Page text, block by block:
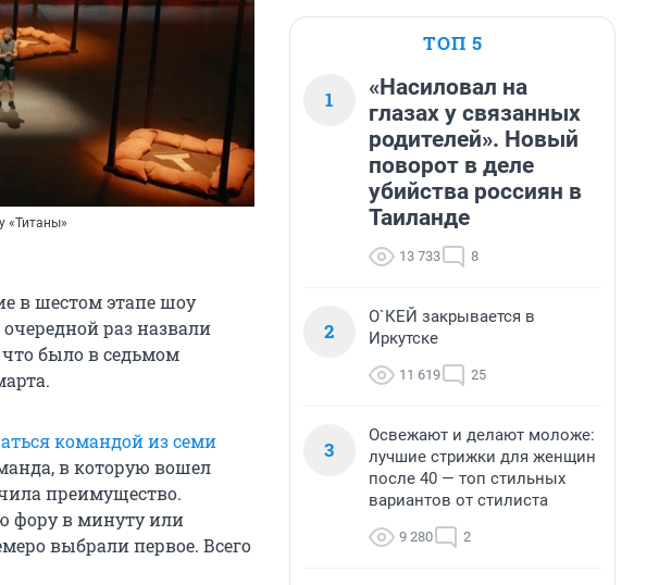
«Титаны»
в шестом этапе шоу
раз назвали
было в седьмом
командой из семи
в которую вошел
преимущество.
фору в минуту или
выбрали первое. Всего
ТОП 5
1
«Насиловал на
глазах у связанных
родителей». Новый
поворот в деле
убийства россиян в
Таиланде
13 733 8
2
О`КЕЙ закрывается в
Иркутске
11 619 25
3
Освежают и делают моложе:
лучшие стрижки для женщин
после 40 — топ стильных
вариантов от стилиста
9 280 2